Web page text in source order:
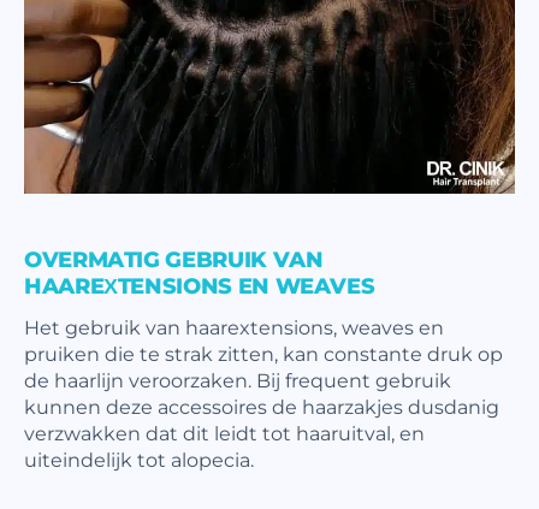
OVERMATIG GEBRUIK VAN
HAAREXTENSIONS EN WEAVES
Het gebruik van haarextensions, weaves en
pruiken die te strak zitten, kan constante druk op
de haarlijn veroorzaken. Bij frequent gebruik
kunnen deze accessoires de haarzakjes dusdanig
verzwakken dat dit leidt tot haaruitval, en
uiteindelijk tot alopecia.